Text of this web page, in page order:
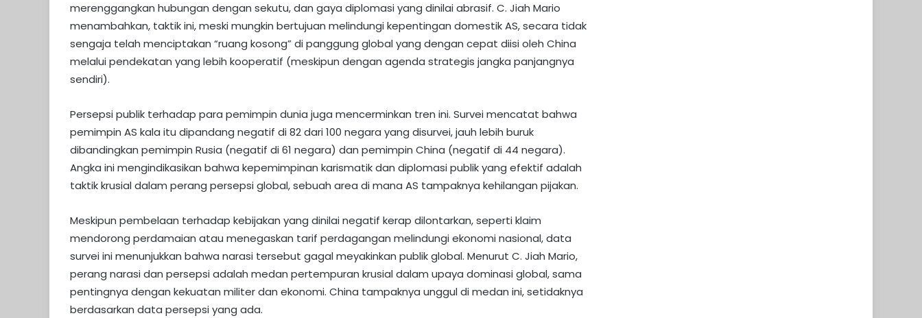
merenggangkan hubungan dengan sekutu, dan gaya diplomasi yang dinilai abrasif. C. Jiah Mario
menambahkan, taktik ini, meski mungkin bertujuan melindungi kepentingan domestik AS, secara tidak
sengaja telah menciptakan “ruang kosong” di panggung global yang dengan cepat diisi oleh China
melalui pendekatan yang lebih kooperatif (meskipun dengan agenda strategis jangka panjangnya
sendiri).
Persepsi publik terhadap para pemimpin dunia juga mencerminkan tren ini. Survei mencatat bahwa
pemimpin AS kala itu dipandang negatif di 82 dari 100 negara yang disurvei, jauh lebih buruk
dibandingkan pemimpin Rusia (negatif di 61 negara) dan pemimpin China (negatif di 44 negara).
Angka ini mengindikasikan bahwa kepemimpinan karismatik dan diplomasi publik yang efektif adalah
taktik krusial dalam perang persepsi global, sebuah area di mana AS tampaknya kehilangan pijakan.
Meskipun pembelaan terhadap kebijakan yang dinilai negatif kerap dilontarkan, seperti klaim
mendorong perdamaian atau menegaskan tarif perdagangan melindungi ekonomi nasional, data
survei ini menunjukkan bahwa narasi tersebut gagal meyakinkan publik global. Menurut C. Jiah Mario,
perang narasi dan persepsi adalah medan pertempuran krusial dalam upaya dominasi global, sama
pentingnya dengan kekuatan militer dan ekonomi. China tampaknya unggul di medan ini, setidaknya
berdasarkan data persepsi yang ada.